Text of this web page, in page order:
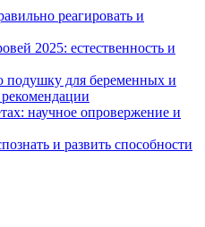
реагировать и
2025: естественность и
подушку для беременных и
научное опровержение и
и развить способности